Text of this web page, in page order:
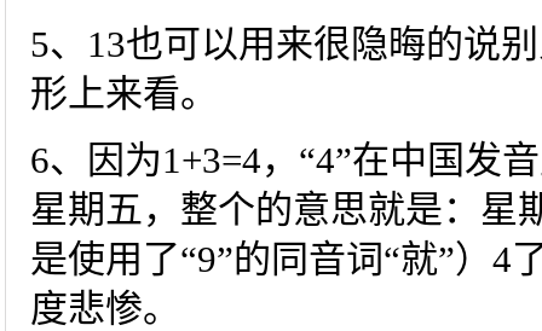
5、13也可以用来很隐晦的说
形上来看。
6、因为1+3=4，“4”在中国发
星期五，整个的意思就是：星
是使用了“9”的同音词“就”）4
度悲惨。